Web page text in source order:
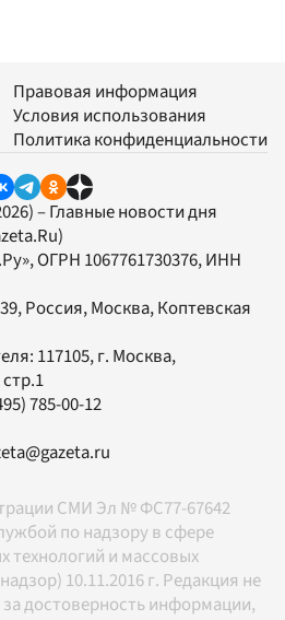
Правовая информация
Условия использования
Политика конфиденциальности
– Главные новости дня
, ОГРН 1067761730376, ИНН
Россия, Москва, Коптевская
117105, г. Москва,
785-00-12
СМИ Эл № ФС77-67642
по надзору в сфере
технологий и массовых
10.11.2016 г. Редакция не
достоверность информации,